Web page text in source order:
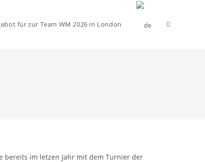
für zur Team WM 2026 in London Website-
bereits im letzen Jahr mit dem Turnier der